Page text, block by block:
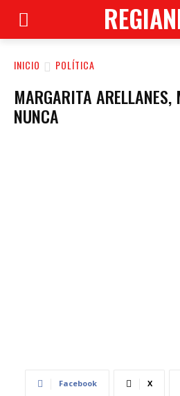
INICIO POLÍTICA
MARGARITA
NUNCA
Facebook X